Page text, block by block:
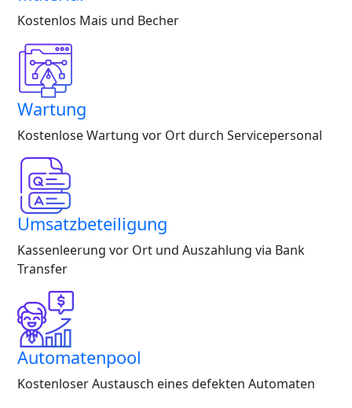
Kostenlos Mais und Becher
Wartung
Kostenlose Wartung vor Ort durch Servicepersonal
Umsatzbeteiligung
Kassenleerung vor Ort und Auszahlung via Bank
Transfer
Automatenpool
Kostenloser Austausch eines defekten Automaten